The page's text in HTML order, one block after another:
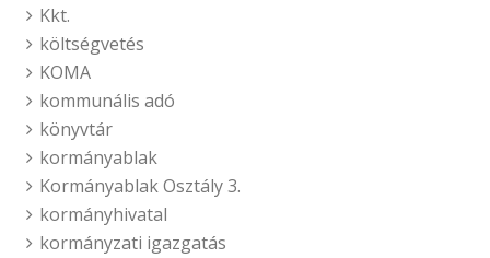
Kkt.
költségvetés
KOMA
kommunális adó
könyvtár
kormányablak
Kormányablak Osztály 3.
kormányhivatal
kormányzati igazgatás